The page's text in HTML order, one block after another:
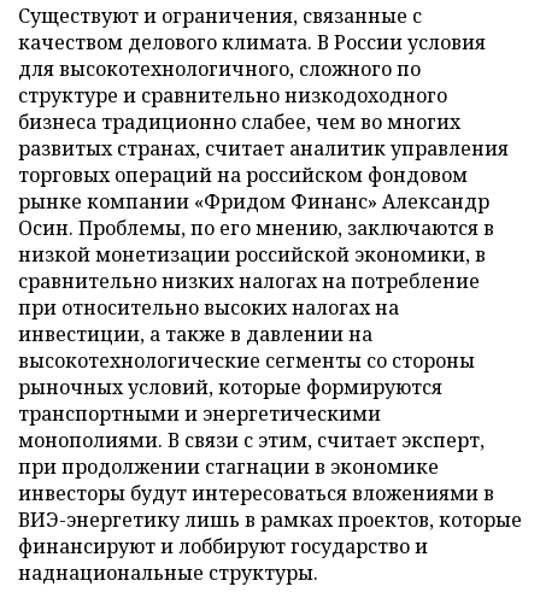
Существуют и ограничения, связанные с
качеством делового климата. В России условия
для высокотехнологичного, сложного по
структуре и сравнительно низкодоходного
бизнеса традиционно слабее, чем во многих
развитых странах, считает аналитик управления
торговых операций на российском фондовом
рынке компании «Фридом Финанс» Александр
Осин. Проблемы, по его мнению, заключаются в
низкой монетизации российской экономики, в
сравнительно низких налогах на потребление
при относительно высоких налогах на
инвестиции, а также в давлении на
высокотехнологические сегменты со стороны
рыночных условий, которые формируются
транспортными и энергетическими
монополиями. В связи с этим, считает эксперт,
при продолжении стагнации в экономике
инвесторы будут интересоваться вложениями в
ВИЭ-энергетику лишь в рамках проектов, которые
финансируют и лоббируют государство и
наднациональные структуры.